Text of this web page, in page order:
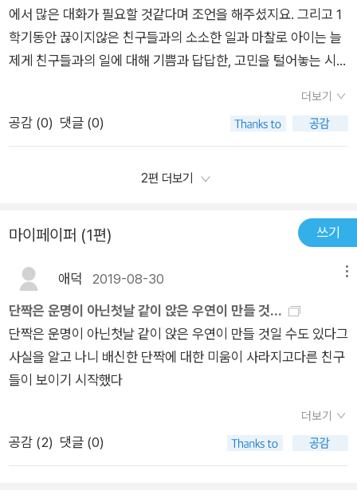
에서 많은 대화가 필요할 것같다며 조언을 해주셨지요. 그리고 1
학기동안 끊이지않은 친구들과의 소소한 일과 마찰로 아이는 늘
제게 친구들과의 일에 대해 기쁨과 답답한, 고민을 털어놓는 시간
없는 스트레스가 한풀꺽인게 다행일지도 모르는여름방학을 보내
면서,친구와의 관계, 배려,소통에 관한 책을 많이 읽게 해주었어
친구의 마음, 나의 마음을 알게되고 현명하고 지혜롭게 헤쳐나가
책은저희 딸아이와 같은 학년인 주인공 승주와 하나 그리고 그들
주변의 인물들을 통해꼬인 실타래 처럼 엮인 고민과 갈등을 아이
들 시선에서 얘기해주고 있고 진심의 마음이 통하면, 깊은 오해도
풀어질수 있다는 결론은 어쩜 아이들의 관계를 넘어 인간대 인간
으로서의 관계에 해답도 되지 않을까 하는 생각을 해보게 되었습
니다.
더보기
공감 (0) 댓글 (0)
2편 더보기
마이페이퍼 (1편) 쓰기
애덕 2019-08-30
단짝은 운명이 아닌첫날 같이 앉은 우연이 만들 것...
단짝은 운명이 아닌첫날 같이 앉은 우연이 만들 것일 수도 있다그
사실을 알고 나니 배신한 단짝에 대한 미움이 사라지고다른 친구
들이 보이기 시작했다
더보기
공감 (2) 댓글 (0)